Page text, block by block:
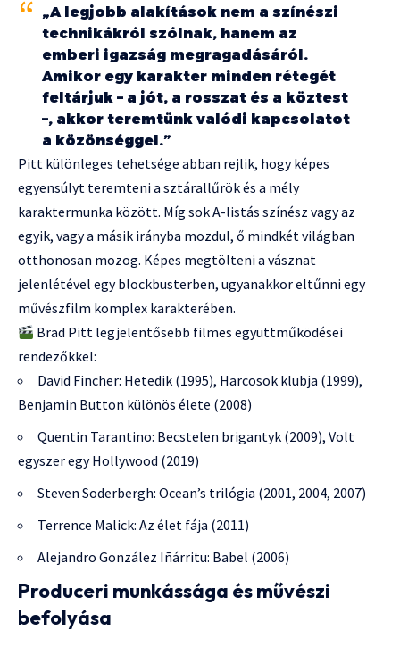
„A legjobb alakítások nem a színészi
technikákról szólnak, hanem az
emberi igazság megragadásáról.
Amikor egy karakter minden rétegét
feltárjuk – a jót, a rosszat és a köztest
–, akkor teremtünk valódi kapcsolatot
a közönséggel.”
Pitt különleges tehetsége abban rejlik, hogy képes
egyensúlyt teremteni a sztárallűrök és a mély
karaktermunka között. Míg sok A-listás színész vagy az
egyik, vagy a másik irányba mozdul, ő mindkét világban
otthonosan mozog. Képes megtölteni a vásznat
jelenlétével egy blockbusterben, ugyanakkor eltűnni egy
művészfilm komplex karakterében.
Brad Pitt legjelentősebb filmes együttműködései
rendezőkkel:
David Fincher: Hetedik (1995), Harcosok klubja (1999),
Benjamin Button különös élete (2008)
Quentin Tarantino: Becstelen brigantyk (2009), Volt
egyszer egy Hollywood (2019)
Steven Soderbergh: Ocean’s trilógia (2001, 2004, 2007)
Terrence Malick: Az élet fája (2011)
Alejandro González Iñárritu: Babel (2006)
Produceri munkássága és művészi
befolyása